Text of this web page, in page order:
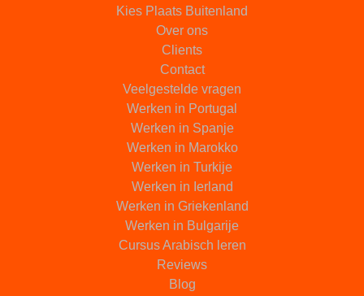
Kies Plaats Buitenland
Over ons
Clients
Contact
Veelgestelde vragen
Werken in Portugal
Werken in Spanje
Werken in Marokko
Werken in Turkije
Werken in Ierland
Werken in Griekenland
Werken in Bulgarije
Cursus Arabisch leren
Reviews
Blog